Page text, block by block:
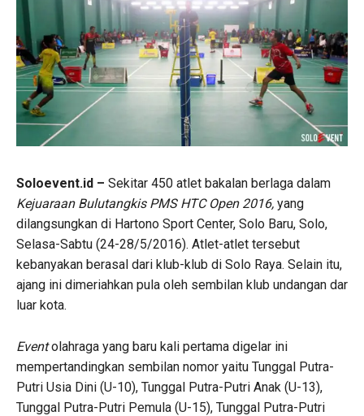
Soloevent.id – Sekitar 450 atlet bakalan berlaga dalam
Kejuaraan Bulutangkis PMS HTC Open 2016, yang
dilangsungkan di Hartono Sport Center, Solo Baru, Solo,
Selasa-Sabtu (24-28/5/2016). Atlet-atlet tersebut
kebanyakan berasal dari klub-klub di Solo Raya. Selain itu,
ajang ini dimeriahkan pula oleh sembilan klub undangan dar
luar kota.
Eventolahraga yang baru kali pertama digelar ini
mempertandingkan sembilan nomor yaitu Tunggal Putra-
Putri Usia Dini (U-10), Tunggal Putra-Putri Anak (U-13),
Tunggal Putra-Putri Pemula (U-15), Tunggal Putra-Putri